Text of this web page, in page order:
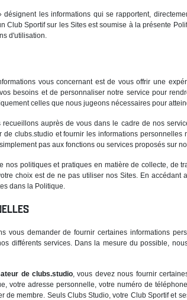
désignent les informations qui se rapportent,
Sportif sur les Sites est soumise à la présente
d'utilisation.
vous concernant est de vous offrir une
besoins et de personnaliser notre service pour
celles que nous jugeons nécessaires pour
auprès de vous dans le cadre de nos
clubs.studio et fournir les informations
pas aux fonctions ou services proposés sur
nos politiques et pratiques en matière de collecte, de
choix est de ne pas utiliser nos Sites. En
dans la Politique.
vous demander de fournir certaines informations
différents services. Dans la mesure du possible,
de clubs.studio, vous devez nous fournir
votre adresse personnelle, votre numéro de
de membre. Seuls Clubs Studio, votre Club Sportif et